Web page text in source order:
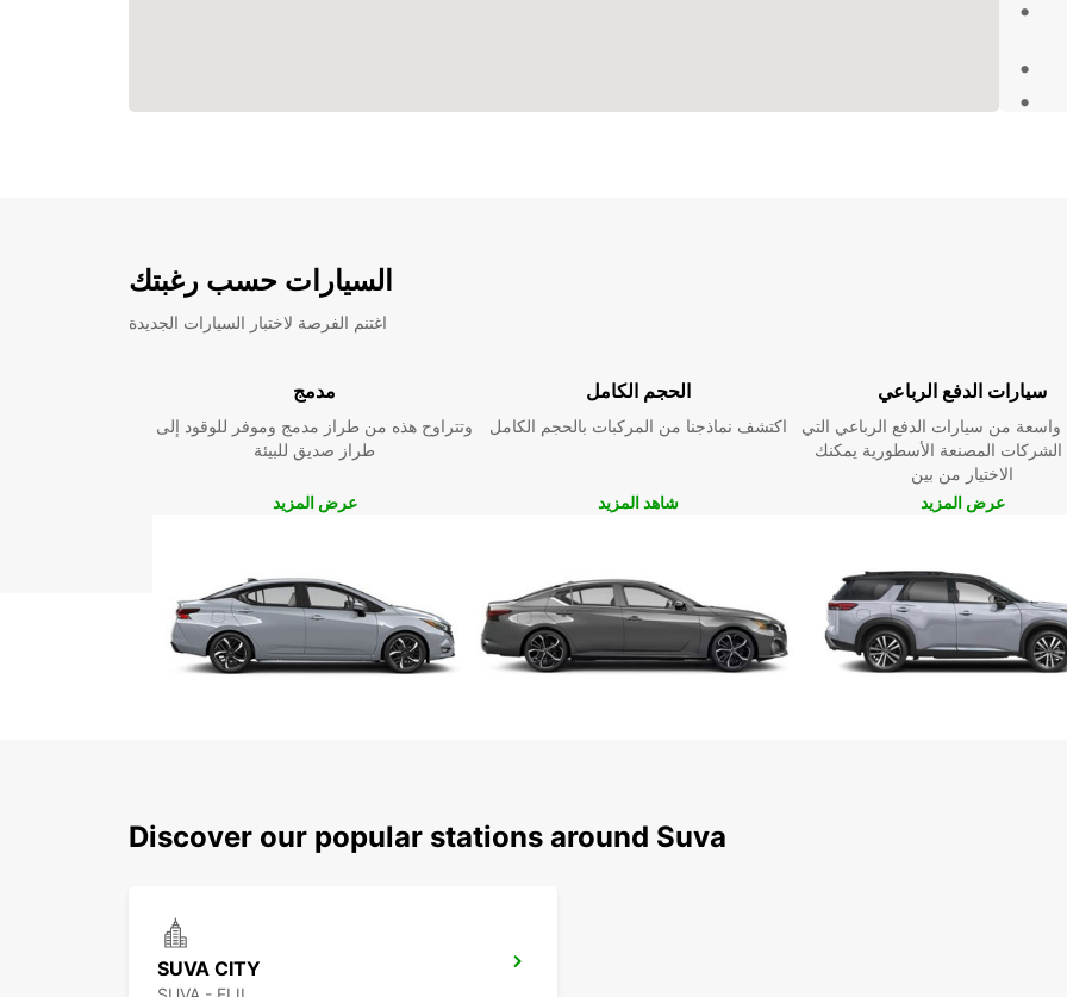
السيارات حسب رغبتك
اغتنم الفرصة لاختبار السيارات الجديدة
مدمج
وتتراوح هذه من طراز مدمج وموفر للوقود إلى
طراز صديق للبيئة
عرض المزيد
الحجم الكامل
اكتشف نماذجنا من المركبات بالحجم الكامل
شاهد المزيد
سيارات الدفع الرباعي
من سيارات الدفع الرباعي التي
الشركات المصنعة الأسطورية يمكنك
الاختيار من بين
عرض المزيد
Discover our popular stations around Suva
SUVA CITY